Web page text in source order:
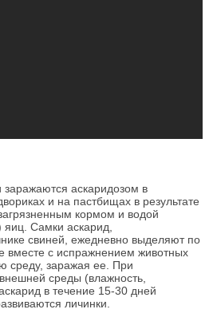
аскаридозом в
и на пастбищах в результате
кормом и водой
яиц. Самки аскарид,
свиней, ежедневно выделяют по
вместе с испражнением животных
среду, заражая ее. При
среды (влажность,
в течение 15-30 дней
личинки.